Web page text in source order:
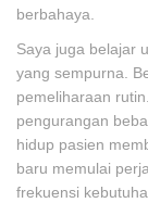
berbahaya.
Saya juga belajar
yang sempurna.
pemeliharaan
pengurangan
hidup pasien
baru memulai
frekuensi